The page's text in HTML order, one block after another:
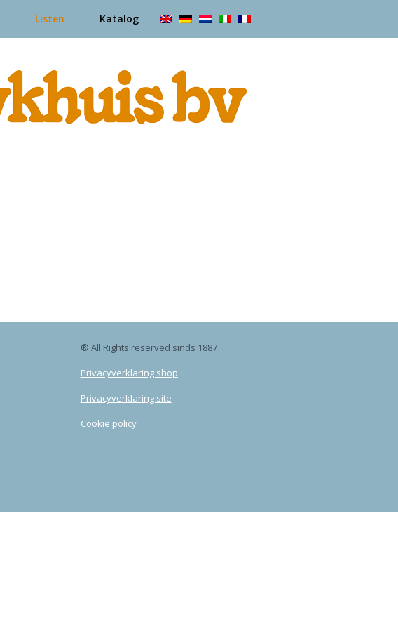
Listen Katalog
® All Rights reserved sinds 1887
Privacyverklaring shop
Privacyverklaring site
Cookie policy